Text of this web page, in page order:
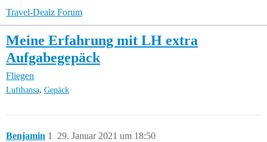
Travel-Dealz Forum
Meine Erfahrung mit LH extra
Aufgabegepäck
Fliegen
Lufthansa, Gepäck
Benjamin 29. Januar 2021 um 18:50
1